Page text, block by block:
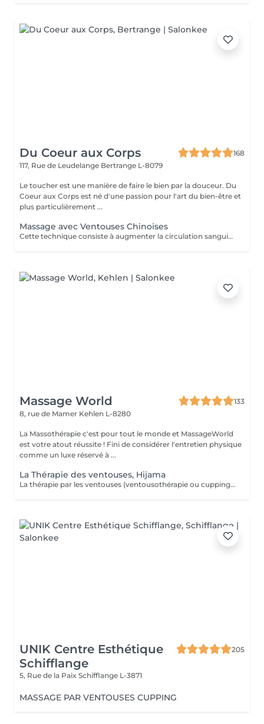
Du Coeur aux Corps
168
117, Rue de Leudelange Bertrange L-8079
Le toucher est une manière de faire le bien par la douceur. Du
Coeur aux Corps est né d'une passion pour l'art du bien-être et
plus particulièrement ...
Massage avec Ventouses Chinoises
Cette technique consiste à augmenter la circulation sanguine. L'objectif est de créer un effet de succion qui favorisera la décongestion des tissus, l'évacuation des toxines et la mobilité des tissus. Prioritairement, cette pratique s'effectue sur le dos.
Massage World
133
8, rue de Mamer Kehlen L-8280
La Massothérapie c'est pour tout le monde et MassageWorld
est votre atout réussite ! Fini de considérer l'entretien physique
comme un luxe réservé à ...
La Thérapie des ventouses, Hijama
La thérapie par les ventouses (ventousothérapie ou cupping) peut être employée pour divers problèmes de santé. Actuellement, elle est surtout utilisée pour soulager les douleurs musculosquelettiques. 'application des ventouses active fortement la circulation du sang et par le fait même, soulage la douleur. Jusqu'à récemment cette technique était très peu connue de la plupart des gens en occident. Depuis quelques années elle gagne en popularité. La thérapie par les ventouses est maintenant de plus en plus répendue. L'aspiration provoquée par les ventouses augmente considérablement la circulation sanguine au niveau des vaisseaux sanguins capillaires des muscles, tissus conjonctifs et des fascias. Elle améliore aussi la circulation lymphatique. Ainsi, elle libère la stagnation de Qi et de Sang dans les zones douloureuses. Cela a pour effet de diminuer les douleurs, les tensions, les contractions et les spasmes musculaires. De plus, le cupping favorise la guérison et permet d'éliminer plus rapidement l'acide lactique accumulé dans les muscles par l'effort physique. Le cupping est aussi utilisé pour chasser les pathogènes à l'extérieur du corps et dégager les voies respiratoires en cas de rhumes, grippes ou bronchites. Laissez-vous surprendre par cette technique millénaire.
UNIK Centre Esthétique
Schifflange
205
5, Rue de la Paix Schifflange L-3871
MASSAGE PAR VENTOUSES CUPPING